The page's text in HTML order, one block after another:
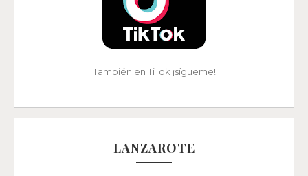
También en TiTok ¡sígueme!
LANZAROTE